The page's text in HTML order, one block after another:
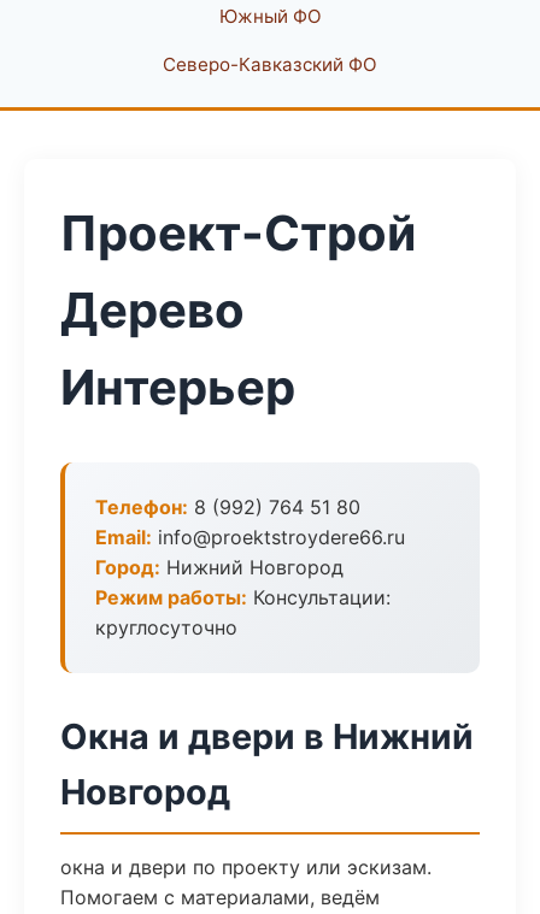
Южный ФО
Северо-Кавказский ФО
Проект-Строй
Дерево
Интерьер
Телефон: 8 (992) 764 51 80
Email: info@proektstroydere66.ru
Город: Нижний Новгород
Режим работы: Консультации:
круглосуточно
Окна и двери в Нижний
Новгород
окна и двери по проекту или эскизам.
Помогаем с материалами, ведём